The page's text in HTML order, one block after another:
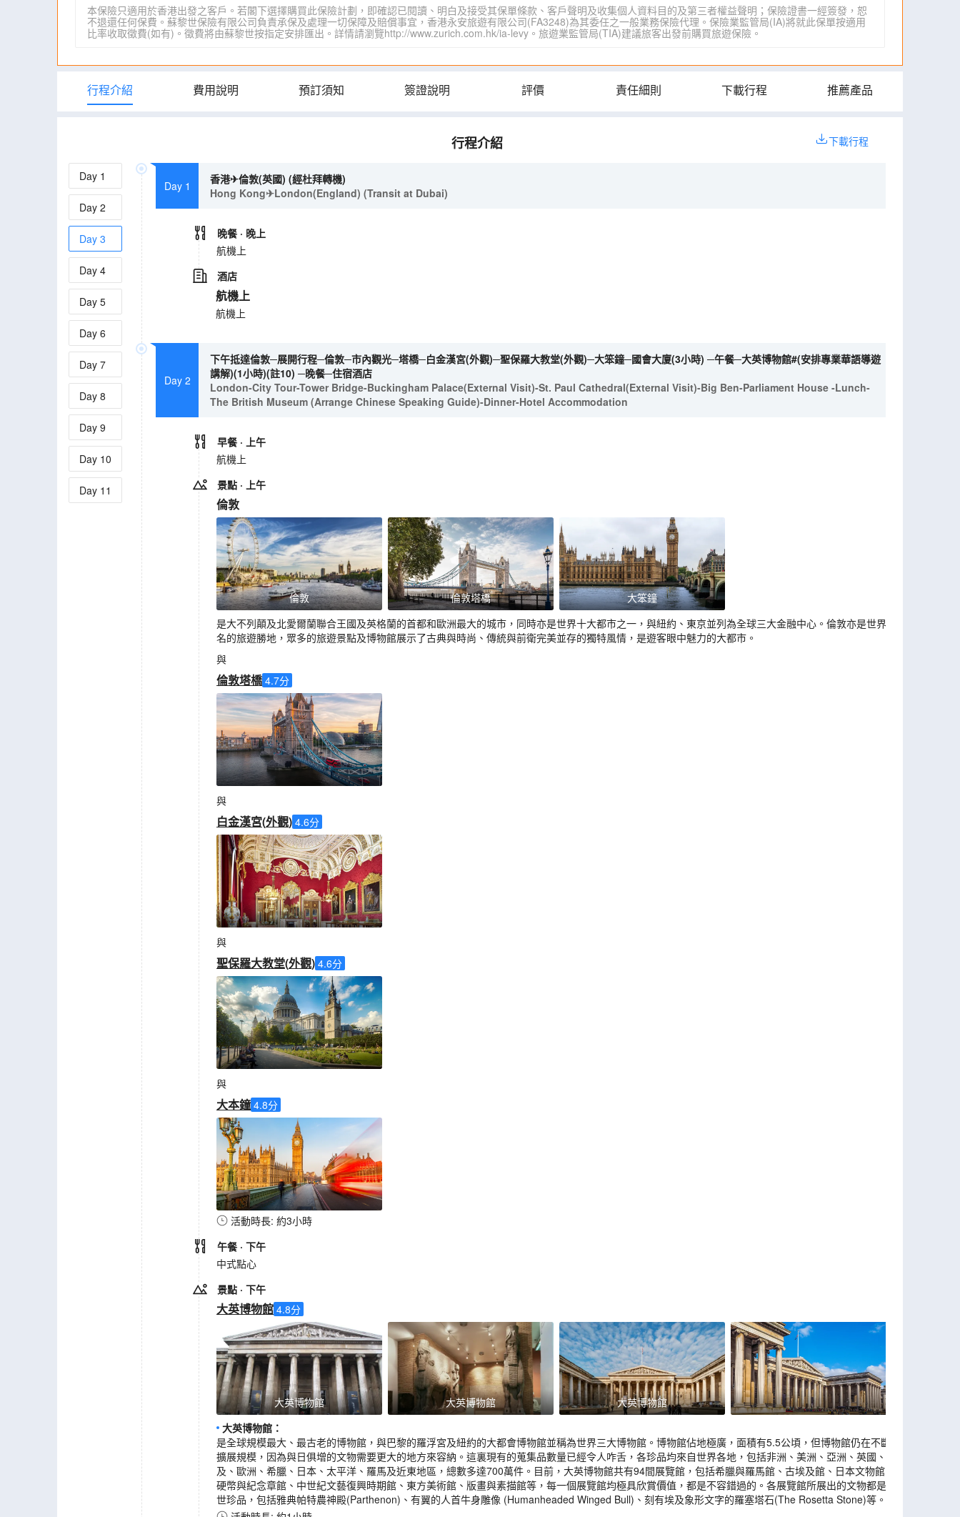
本保險只適用於香港出發之客戶。若閣下選擇購買此保險計劃，即確認已閱讀、明白及接受其保單條款、客戶聲明及收集個人資料目的及第三者權益聲明；保險證書一經簽發，恕
不退還任何保費。蘇黎世保險有限公司負責承保及處理一切保障及賠償事宜，香港永安旅遊有限公司(FA3248)為其委任之一般業務保險代理。保險業監管局(IA)將就此保單按適用
比率收取徵費(如有)。徵費將由蘇黎世按指定安排匯出。詳情請瀏覽http://www.zurich.com.hk/ia-levy。旅遊業監管局(TIA)建議旅客出發前購買旅遊保險。
行程介紹 費用說明 預訂須知 簽證說明 評價 責任細則 下載行程 推薦產品
行程介紹 下載行程
Day 1
Day 2
Day 3
Day 4
Day 5
Day 6
Day 7
Day 8
Day 9
Day 10
Day 11
Day 1
香港✈倫敦(英國) (經杜拜轉機)
Hong Kong✈London(England) (Transit at Dubai)
晚餐 · 晚上
航機上
酒店
航機上
航機上
Day 2
下午抵達倫敦─展開行程─倫敦─市內觀光─塔橋─白金漢宮(外觀)─聖保羅大教堂(外觀)─大笨鐘─國會大廈(3小時) ─午餐─大英博物館#(安排專業華語導遊
講解)(1小時)(註10) ─晚餐─住宿酒店
London-City Tour-Tower Bridge-Buckingham Palace(External Visit)-St. Paul Cathedral(External Visit)-Big Ben-Parliament House -Lunch-
The British Museum (Arrange Chinese Speaking Guide)-Dinner-Hotel Accommodation
早餐 · 上午
航機上
景點 · 上午
倫敦
倫敦 倫敦塔橋
大笨鐘
是大不列顛及北愛爾蘭聯合王國及英格蘭的首都和歐洲最大的城市，同時亦是世界十大都市之一，與紐約、東京並列為全球三大金融中心。倫敦亦是世界聞
名的旅遊勝地，眾多的旅遊景點及博物館展示了古典與時尚、傳統與前衛完美並存的獨特風情，是遊客眼中魅力的大都市。
與
倫敦塔橋 4.7分
與
白金漢宮(外觀) 4.6分
與
聖保羅大教堂(外觀) 4.6分
與
大本鐘 4.8分
活動時長: 約3小時
午餐 · 下午
中式點心
景點 · 下午
大英博物館 4.8分
大英博物館 大英博物館
大英博物館
大英博物館 ：
是全球規模最大、最古老的博物館，與巴黎的羅浮宮及紐約的大都會博物館並稱為世界三大博物館。博物館佔地極廣，面積有5.5公頃，但博物館仍在不斷
擴展規模，因為與日俱增的文物需要更大的地方來容納。這裏現有的蒐集品數量已經令人咋舌，各珍品均來自世界各地，包括非洲、美洲、亞洲、英國、埃
及、歐洲、希臘、日本、太平洋、羅馬及近東地區，總數多達700萬件。目前，大英博物館共有94間展覽館，包括希臘與羅馬館、古埃及館、日本文物館、
硬幣與紀念章館、中世紀文藝復興時期館、東方美術館、版畫與素描館等，每一個展覽館均極具欣賞價值，都是不容錯過的。各展覽館所展出的文物都是稀
世珍品，包括雅典帕特農神殿(Parthenon)、有翼的人首牛身雕像 (Humanheaded Winged Bull)、刻有埃及象形文字的羅塞塔石(The Rosetta Stone)等。